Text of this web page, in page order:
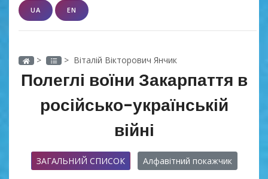
UA EN
> > Віталій Вікторович Янчик
Полеглі воїни Закарпаття в
російсько-українській
війні
ЗАГАЛЬНИЙ СПИСОК Алфавітний покажчик